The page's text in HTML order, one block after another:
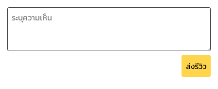
ส่งรีวิว